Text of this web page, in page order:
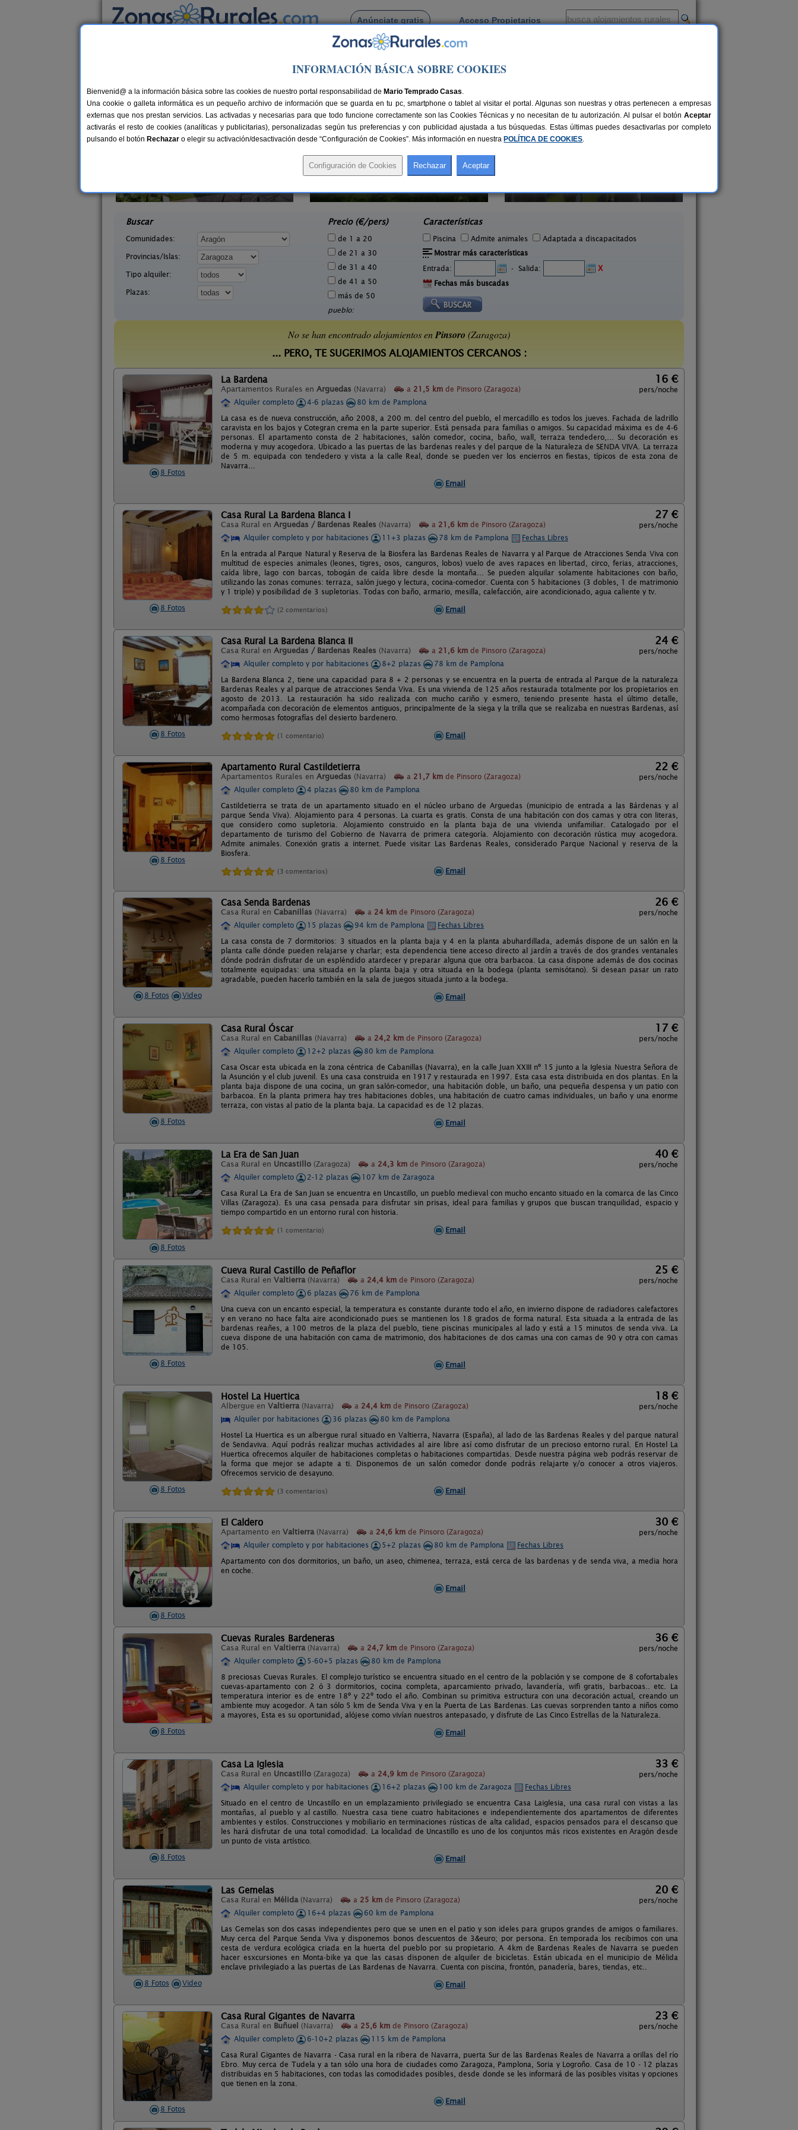
Anúnciate gratis Acceso Propietarios
Busca por pueblo
Casas Rurales cerca de Pinsoro
35 €
Casa Rural Entre Cerezos
Buscar
Comunidades:
Provincias/Islas:
Tipo alquiler:
Plazas:
Precio (€/pers)
de 1 a 20
de 21 a 30
de 31 a 40
de 41 a 50
más de 50
pueblo:
Características
Piscina Admite animales
Adaptada a discapacitados
Mostrar más características
Entrada:
- Salida:
X
Fechas más buscadas
No se han encontrado alojamientos enPinsoro (Zaragoza)
... PERO, TE SUGERIMOS ALOJAMIENTOS CERCANOS :
8 Fotos
La Bardena
Apartamentos Rurales en Arguedas (Navarra) a 21,5 km de Pinsoro (Zaragoza)
16 €
pers/noche
Alquiler completo
4-6 plazas
80 km de Pamplona
La casa es de nueva construcción, año 2008, a 200 m. del centro del pueblo, el mercadillo es todos los jueves. Fachada de ladrillo
caravista en los bajos y Cotegran crema en la parte superior. Está pensada para familias o amigos. Su capacidad máxima es de 4-6
personas. El apartamento consta de 2 habitaciones, salón comedor, cocina, baño, wall, terraza tendedero,... Su decoración es
moderna y muy acogedora. Ubicado a las puertas de las bardenas reales y del parque de la Naturaleza de SENDA VIVA. La terraza
de 5 m. equipada con tendedero y vista a la calle Real, donde se pueden ver los encierros en fiestas, típicos de esta zona de
Navarra...
Email
8 Fotos
Casa Rural La Bardena Blanca I
Casa Rural en Arguedas / Bardenas Reales (Navarra) a 21,6 km de Pinsoro (Zaragoza)
27 €
pers/noche
Alquiler completo y por habitaciones
11+3 plazas 78 km de Pamplona
Fechas Libres
En la entrada al Parque Natural y Reserva de la Biosfera las Bardenas Reales de Navarra y al Parque de Atracciones Senda Viva con
multitud de especies animales (leones, tigres, osos, canguros, lobos) vuelo de aves rapaces en libertad, circo, ferias, atracciones,
caída libre, lago con barcas, tobogán de caída libre desde la montaña... Se pueden alquilar solamente habitaciones con baño,
utilizando las zonas comunes: terraza, salón juego y lectura, cocina-comedor. Cuenta con 5 habitaciones (3 dobles, 1 de matrimonio
y 1 triple) y posibilidad de 3 supletorias. Todas con baño, armario, mesilla, calefacción, aire acondicionado, agua caliente y tv.
(2 comentarios) Email
8 Fotos
Casa Rural La Bardena Blanca II
Casa Rural en Arguedas / Bardenas Reales (Navarra) a 21,6 km de Pinsoro (Zaragoza)
24 €
pers/noche
Alquiler completo y por habitaciones
8+2 plazas
78 km de Pamplona
La Bardena Blanca 2, tiene una capacidad para 8 + 2 personas y se encuentra en la puerta de entrada al Parque de la naturaleza
Bardenas Reales y al parque de atracciones Senda Viva. Es una vivienda de 125 años restaurada totalmente por los propietarios en
agosto de 2013. La restauración ha sido realizada con mucho cariño y esmero, teniendo presente hasta el último detalle,
acompañada con decoración de elementos antiguos, principalmente de la siega y la trilla que se realizaba en nuestras Bardenas, así
como hermosas fotografías del desierto bardenero.
(1 comentario) Email
8 Fotos
Apartamento Rural Castildetierra
Apartamentos Rurales en Arguedas (Navarra) a 21,7 km de Pinsoro (Zaragoza)
22 €
pers/noche
Alquiler completo
4 plazas
80 km de Pamplona
Castildetierra se trata de un apartamento situado en el núcleo urbano de Arguedas (municipio de entrada a las Bárdenas y al
parque Senda Viva). Alojamiento para 4 personas. La cuarta es gratis. Consta de una habitación con dos camas y otra con literas,
que considero como supletoria. Alojamiento construido en la planta baja de una vivienda unifamiliar. Catalogado por el
departamento de turismo del Gobierno de Navarra de primera categoría. Alojamiento con decoración rústica muy acogedora.
Admite animales. Conexión gratis a internet. Puede visitar Las Bardenas Reales, considerado Parque Nacional y reserva de la
Biosfera.
(3 comentarios) Email
8 Fotos Video
Casa Senda Bardenas
Casa Rural en Cabanillas (Navarra) a 24 km de Pinsoro (Zaragoza)
26 €
pers/noche
Alquiler completo
15 plazas 94 km de Pamplona
Fechas Libres
La casa consta de 7 dormitorios: 3 situados en la planta baja y 4 en la planta abuhardillada, además dispone de un salón en la
planta calle dónde pueden relajarse y charlar; esta dependencia tiene acceso directo al jardín a través de dos grandes ventanales
dónde podrán disfrutar de un espléndido atardecer y preparar alguna que otra barbacoa. La casa dispone además de dos cocinas
totalmente equipadas: una situada en la planta baja y otra situada en la bodega (planta semisótano). Si desean pasar un rato
agradable, pueden hacerlo también en la sala de juegos situada junto a la bodega.
Email
8 Fotos
Casa Rural Óscar
Casa Rural en Cabanillas (Navarra) a 24,2 km de Pinsoro (Zaragoza)
17 €
pers/noche
Alquiler completo
12+2 plazas
80 km de Pamplona
Casa Oscar esta ubicada en la zona céntrica de Cabanillas (Navarra), en la calle Juan XXIII nº 15 junto a la Iglesia Nuestra Señora de
la Asunción y el club juvenil. Es una casa construida en 1917 y restaurada en 1997. Esta casa esta distribuida en dos plantas. En la
planta baja dispone de una cocina, un gran salón-comedor, una habitación doble, un baño, una pequeña despensa y un patio con
barbacoa. En la planta primera hay tres habitaciones dobles, una habitación de cuatro camas individuales, un baño y una enorme
terraza, con vistas al patio de la planta baja. La capacidad es de 12 plazas.
Email
8 Fotos
La Era de San Juan
Casa Rural en Uncastillo (Zaragoza) a 24,3 km de Pinsoro (Zaragoza)
40 €
pers/noche
Alquiler completo
2-12 plazas
107 km de Zaragoza
Casa Rural La Era de San Juan se encuentra en Uncastillo, un pueblo medieval con mucho encanto situado en la comarca de las Cinco
Villas (Zaragoza). Es una casa pensada para disfrutar sin prisas, ideal para familias y grupos que buscan tranquilidad, espacio y
tiempo compartido en un entorno rural con historia.
(1 comentario) Email
8 Fotos
Cueva Rural Castillo de Peñaflor
Casa Rural en Valtierra (Navarra) a 24,4 km de Pinsoro (Zaragoza)
25 €
pers/noche
Alquiler completo
6 plazas
76 km de Pamplona
Una cueva con un encanto especial, la temperatura es constante durante todo el año, en invierno dispone de radiadores calefactores
y en verano no hace falta aire acondicionado pues se mantienen los 18 grados de forma natural. Esta situada a la entrada de las
bardenas reañes, a 100 metros de la plaza del pueblo, tiene piscinas municipales al lado y está a 15 minutos de senda viva. La
cueva dispone de una habitación con cama de matrimonio, dos habitaciones de dos camas una con camas de 90 y otra con camas
de 105.
Email
8 Fotos
Hostel La Huertica
Albergue en Valtierra (Navarra) a 24,4 km de Pinsoro (Zaragoza)
18 €
pers/noche
Alquiler por habitaciones
36 plazas
80 km de Pamplona
Hostel La Huertica es un albergue rural situado en Valtierra, Navarra (España), al lado de las Bardenas Reales y del parque natural
de Sendaviva. Aquí podrás realizar muchas actividades al aire libre así como disfrutar de un precioso entorno rural. En Hostel La
Huertica ofrecemos alquiler de habitaciones completas o habitaciones compartidas. Desde nuestra página web podrás reservar de
la forma que mejor se adapte a ti. Disponemos de un salón comedor donde podrás relajarte y/o conocer a otros viajeros.
Ofrecemos servicio de desayuno.
(3 comentarios) Email
8 Fotos
El Caldero
Apartamento en Valtierra (Navarra) a 24,6 km de Pinsoro (Zaragoza)
30 €
pers/noche
Alquiler completo y por habitaciones
5+2 plazas 80 km de Pamplona
Fechas Libres
Apartamento con dos dormitorios, un baño, un aseo, chimenea, terraza, está cerca de las bardenas y de senda viva, a media hora
en coche.
Email
8 Fotos
Cuevas Rurales Bardeneras
Casa Rural en Valtierra (Navarra) a 24,7 km de Pinsoro (Zaragoza)
36 €
pers/noche
Alquiler completo
5-60+5 plazas
80 km de Pamplona
8 preciosas Cuevas Rurales. El complejo turístico se encuentra situado en el centro de la población y se compone de 8 cofortabales
cuevas-apartamento con 2 ó 3 dormitorios, cocina completa, aparcamiento privado, lavandería, wifi gratis, barbacoas.. etc. La
temperatura interior es de entre 18º y 22º todo el año. Combinan su primitiva estructura con una decoración actual, creando un
ambiente muy acogedor. A tan sólo 5 km de Senda Viva y en la Puerta de Las Bardenas. Las cuevas sorprenden tanto a niños como
a mayores, Esta es su oportunidad, alójese como vivían nuestros antepasado, y disfrute de Las Cinco Estrellas de la Naturaleza.
Email
8 Fotos
Casa La Iglesia
Casa Rural en Uncastillo (Zaragoza) a 24,9 km de Pinsoro (Zaragoza)
33 €
pers/noche
Alquiler completo y por habitaciones
16+2 plazas 100 km de Zaragoza
Fechas Libres
Situado en el centro de Uncastillo en un emplazamiento privilegiado se encuentra Casa Laiglesia, una casa rural con vistas a las
montañas, al pueblo y al castillo. Nuestra casa tiene cuatro habitaciones e independientemente dos apartamentos de diferentes
ambientes y estilos. Construcciones y mobiliario en terminaciones rústicas de alta calidad, espacios pensados para el descanso que
les hará disfrutar de una total comodidad. La localidad de Uncastillo es uno de los conjuntos más ricos existentes en Aragón desde
un punto de vista artístico.
Email
8 Fotos Video
Las Gemelas
Casa Rural en Mélida (Navarra) a 25 km de Pinsoro (Zaragoza)
20 €
pers/noche
Alquiler completo
16+4 plazas
60 km de Pamplona
Las Gemelas son dos casas independientes pero que se unen en el patio y son ideles para grupos grandes de amigos o familiares.
Muy cerca del Parque Senda Viva y disponemos bonos descuentos de 3&euro; por persona. En temporada los recibimos con una
cesta de verdura ecológica criada en la huerta del pueblo por su propietario. A 4km de Bardenas Reales de Navarra se pueden
hacer esxcursiones en Monta-bike ya que las casas disponen de alquiler de bicicletas. Están ubicada en el municipio de Mélida
enclave privilegiado a las puertas de Las Bardenas de Navarra. Cuenta con piscina, frontón, panadería, bares, tiendas, etc..
Email
8 Fotos
Casa Rural Gigantes de Navarra
Casa Rural en Buñuel (Navarra) a 25,6 km de Pinsoro (Zaragoza)
23 €
pers/noche
Alquiler completo
6-10+2 plazas
115 km de Pamplona
Casa Rural Gigantes de Navarra - Casa rural en la ribera de Navarra, puerta Sur de las Bardenas Reales de Navarra a orillas del río
Ebro. Muy cerca de Tudela y a tan sólo una hora de ciudades como Zaragoza, Pamplona, Soria y Logroño. Casa de 10 - 12 plazas
distribuidas en 5 habitaciones, con todas las comodidades posibles, desde donde se les informará de las posibles visitas y opciones
que tienen en la zona.
Email
INFORMACIÓN BÁSICA SOBRE COOKIES
Bienvenid@ a la información básica sobre las cookies de nuestro portal responsabilidad de Mario Temprado Casas.
Una cookie o galleta informática es un pequeño archivo de información que se guarda en tu pc, smartphone o tablet al visitar el portal. Algunas son nuestras y otras pertenecen a empresas
externas que nos prestan servicios. Las activadas y necesarias para que todo funcione correctamente son las Cookies Técnicas y no necesitan de tu autorización. Al pulsar el botón Aceptar
activarás el resto de cookies (analíticas y publicitarias), personalizadas según tus preferencias y con publicidad ajustada a tus búsquedas. Estas últimas puedes desactivarlas por completo
pulsando el botón Rechazar o elegir su activación/desactivación desde “Configuración de Cookies”. Más información en nuestra POLÍTICA DE COOKIES.